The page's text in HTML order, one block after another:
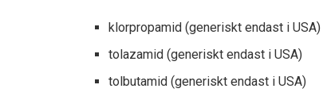
klorpropamid (generiskt endast i USA)
tolazamid (generiskt endast i USA)
tolbutamid (generiskt endast i USA)